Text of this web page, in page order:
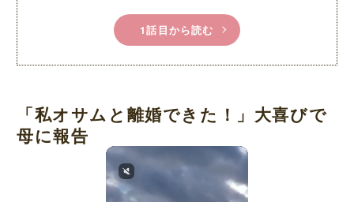
1話目から読む
「私オサムと離婚できた！」大喜びで
母に報告